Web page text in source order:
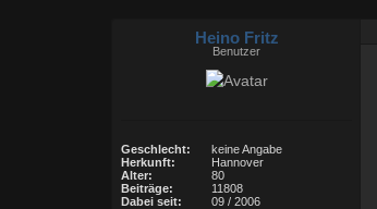
Heino Fritz
Benutzer
Geschlecht:
keine Angabe
Herkunft:
Hannover
Alter:
80
Beiträge:
11808
Dabei seit:
09 / 2006